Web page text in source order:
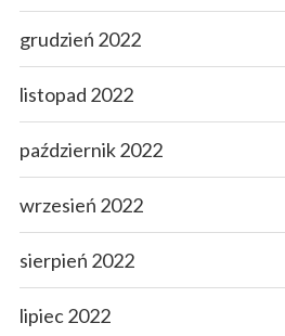
grudzień 2022
listopad 2022
październik 2022
wrzesień 2022
sierpień 2022
lipiec 2022